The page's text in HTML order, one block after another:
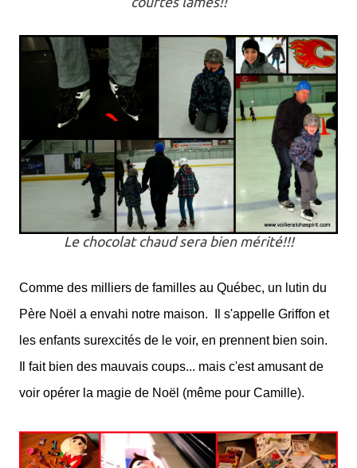
Le chocolat chaud sera bien mérité!!!
Comme des milliers de familles au Québec, un lutin du
Père Noël a envahi notre maison.
Il s'appelle Griffon et
les enfants surexcités de le voir, en prennent bien soin.
Il fait bien des mauvais coups... mais c'est amusant de
voir opérer la magie de Noël (même pour Camille).